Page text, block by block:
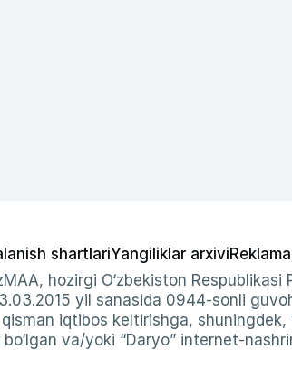
shartlariYangiliklar arxiviReklama
hozirgi O‘zbekiston
yil sanasida 0944-sonli
iqtibos keltirishga,
va/yoki “Daryo” internet-